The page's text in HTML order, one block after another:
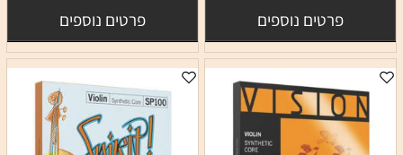
פרטים נוספים פרטים נוספים